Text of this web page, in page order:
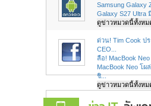
Samsung Galaxy
Galaxy S27 Ultra
ดูข่าวหมวดนี้ทั้งหม
ด่วน! Tim Cook ป
CEO...
ลือ! MacBook
MacBook Neo โผ
ชิ...
ดูข่าวหมวดนี้ทั้งหม